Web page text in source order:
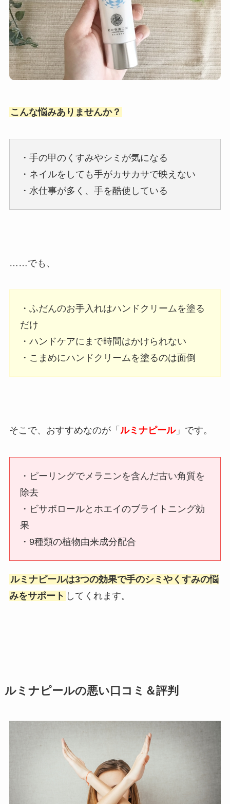
こんな悩みありませんか？
・手の甲のくすみやシミが気になる
・ネイルをしても手がカサカサで映えない
・水仕事が多く、手を酷使している
……でも、
・ふだんのお手入れはハンドクリームを塗る
だけ
・ハンドケアにまで時間はかけられない
・こまめにハンドクリームを塗るのは面倒
そこで、おすすめなのが「 ルミナピール」です。
・ピーリングでメラニンを含んだ古い角質を
除去
・ビサボロールとホエイのブライトニング効
果
・9種類の植物由来成分配合
ルミナピールは3つの効果で手のシミやくすみの悩
みをサポート してくれます。
ルミナピールの悪い口コミ＆評判